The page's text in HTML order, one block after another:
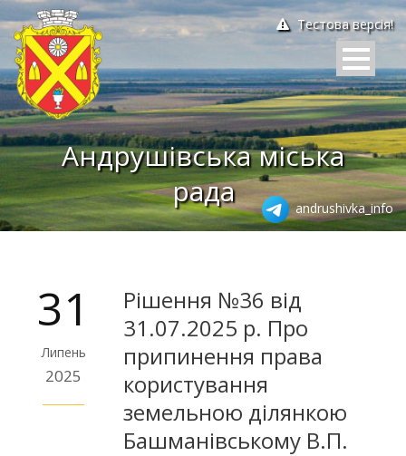
Тестова версія!
Андрушівська міська
рада
andrushivka_info
31
Липень
2025
Рішення №36 від
31.07.2025 р. Про
припинення права
користування
земельною ділянкою
Башманівському В.П.